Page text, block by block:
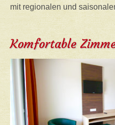
mit regionalen und
Komfortable